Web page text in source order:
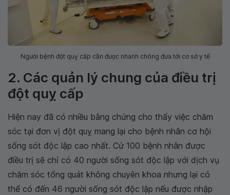
Người bệnh đột quỵ cấp cần được nhanh chóng đưa tới cơ sở y tế
2. Các quản lý chung của điều trị
đột quỵ cấp
Hiện nay đã có nhiều bằng chứng cho thấy việc chăm
sóc tại đơn vị đột quỵ mang lại cho bệnh nhân cơ hội
sống sót độc lập cao nhất. Cứ 100 bệnh nhân được
điều trị sẽ chỉ có 40 người sống sót độc lập với dịch vụ
chăm sóc tổng quát không chuyên khoa nhưng lại có
thể có đến 46 người sống sót độc lập nếu được nhập